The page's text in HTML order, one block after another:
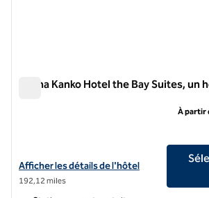
Shima Kanko Hotel the Bay Suites, un
Afficher les détails de l'hôtel Shima Kanko
Afficher les détails de l'hôtel
192,12 miles
À partir